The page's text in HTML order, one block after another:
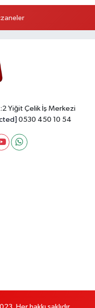
Yiğit Çelik İş Merkezi
0530 450 10 54